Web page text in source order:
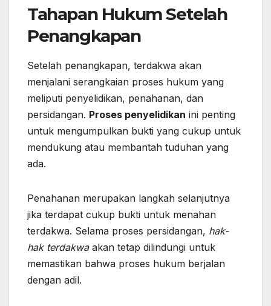
Tahapan Hukum Setelah
Penangkapan
Setelah penangkapan, terdakwa akan
menjalani serangkaian proses hukum yang
meliputi penyelidikan, penahanan, dan
persidangan. Proses penyelidikan ini penting
untuk mengumpulkan bukti yang cukup untuk
mendukung atau membantah tuduhan yang
ada.
Penahanan merupakan langkah selanjutnya
jika terdapat cukup bukti untuk menahan
terdakwa. Selama proses persidangan, hak-
hak terdakwaakan tetap dilindungi untuk
memastikan bahwa proses hukum berjalan
dengan adil.